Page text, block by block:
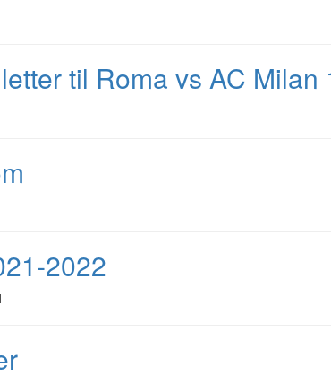
til Roma vs AC Milan
2022